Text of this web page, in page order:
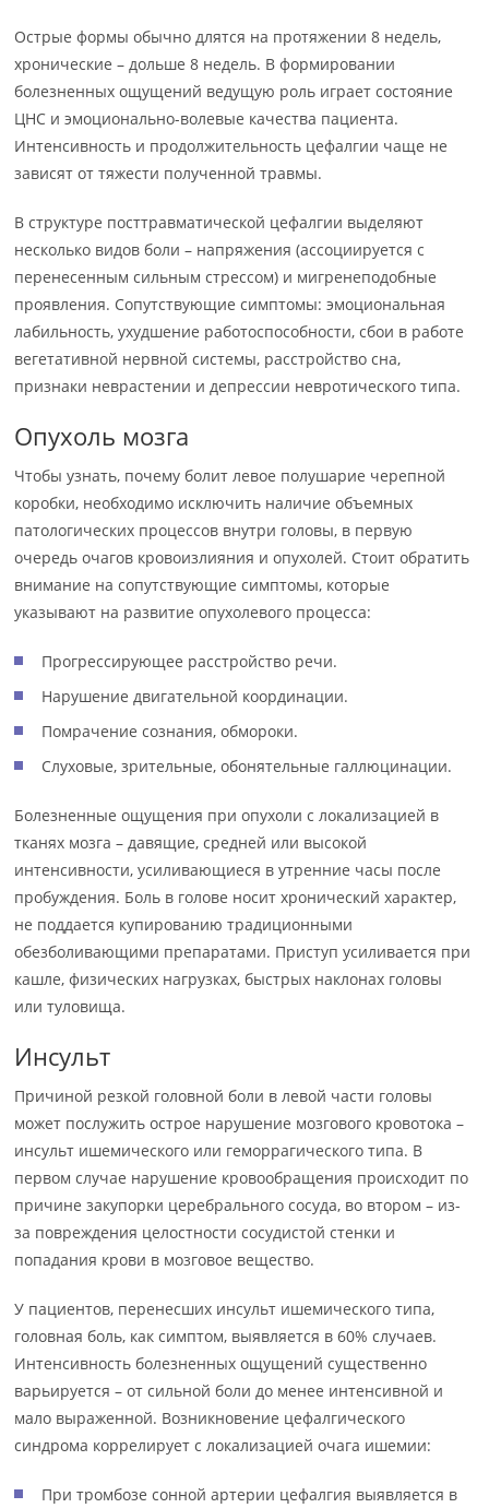
Острые формы обычно длятся на протяжении 8 недель,
хронические – дольше 8 недель. В формировании
болезненных ощущений ведущую роль играет состояние
ЦНС и эмоционально-волевые качества пациента.
Интенсивность и продолжительность цефалгии чаще не
зависят от тяжести полученной травмы.
В структуре посттравматической цефалгии выделяют
несколько видов боли – напряжения (ассоциируется с
перенесенным сильным стрессом) и мигренеподобные
проявления. Сопутствующие симптомы: эмоциональная
лабильность, ухудшение работоспособности, сбои в работе
вегетативной нервной системы, расстройство сна,
признаки неврастении и депрессии невротического типа.
Опухоль мозга
Чтобы узнать, почему болит левое полушарие черепной
коробки, необходимо исключить наличие объемных
патологических процессов внутри головы, в первую
очередь очагов кровоизлияния и опухолей. Стоит обратить
внимание на сопутствующие симптомы, которые
указывают на развитие опухолевого процесса:
Прогрессирующее расстройство речи.
Нарушение двигательной координации.
Помрачение сознания, обмороки.
Слуховые, зрительные, обонятельные галлюцинации.
Болезненные ощущения при опухоли с локализацией в
тканях мозга – давящие, средней или высокой
интенсивности, усиливающиеся в утренние часы после
пробуждения. Боль в голове носит хронический характер,
не поддается купированию традиционными
обезболивающими препаратами. Приступ усиливается при
кашле, физических нагрузках, быстрых наклонах головы
или туловища.
Инсульт
Причиной резкой головной боли в левой части головы
может послужить острое нарушение мозгового кровотока –
инсульт ишемического или геморрагического типа. В
первом случае нарушение кровообращения происходит по
причине закупорки церебрального сосуда, во втором – из-
за повреждения целостности сосудистой стенки и
попадания крови в мозговое вещество.
У пациентов, перенесших инсульт ишемического типа,
головная боль, как симптом, выявляется в 60% случаев.
Интенсивность болезненных ощущений существенно
варьируется – от сильной боли до менее интенсивной и
мало выраженной. Возникновение цефалгического
синдрома коррелирует с локализацией очага ишемии:
При тромбозе сонной артерии цефалгия выявляется в